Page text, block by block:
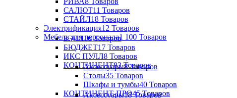
САЛЮТ11 Товаров
СТАЙЛ18 Товаров
Электрификация12 Товаров
Мебель для персонала1 100 Товаров
БЭЛЛ16 Товаров
БЮДЖЕТ17 Товаров
ИКС ПУЛЛ8 Товаров
КОНТИНЕНТ83 Товаров
Аксессуары8 Товаров
Столы35 Товаров
Шкафы и тумбы40 Товаров
КОНТИНЕНТ-ПРО45 Товаров
Аксессуары18 Товаров